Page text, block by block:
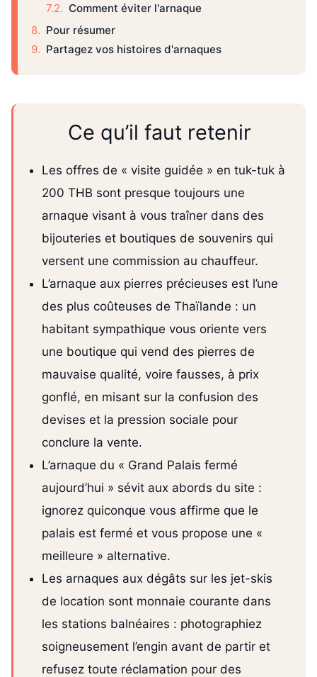
Comment éviter l'arnaque
Pour résumer
Partagez vos histoires d'arnaques
Ce qu’il faut retenir
Les offres de « visite guidée » en tuk-tuk à
200 THB sont presque toujours une
arnaque visant à vous traîner dans des
bijouteries et boutiques de souvenirs qui
versent une commission au chauffeur.
L’arnaque aux pierres précieuses est l’une
des plus coûteuses de Thaïlande : un
habitant sympathique vous oriente vers
une boutique qui vend des pierres de
mauvaise qualité, voire fausses, à prix
gonflé, en misant sur la confusion des
devises et la pression sociale pour
conclure la vente.
L’arnaque du « Grand Palais fermé
aujourd’hui » sévit aux abords du site :
ignorez quiconque vous affirme que le
palais est fermé et vous propose une «
meilleure » alternative.
Les arnaques aux dégâts sur les jet-skis
de location sont monnaie courante dans
les stations balnéaires : photographiez
soigneusement l’engin avant de partir et
refusez toute réclamation pour des